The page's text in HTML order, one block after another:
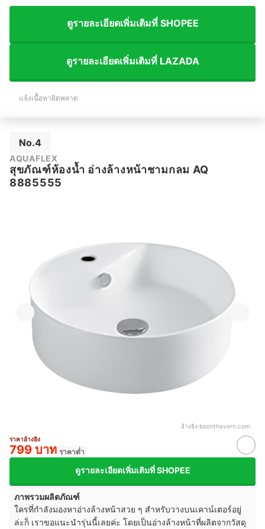
ดูรายละเอียดเพิ่มเติมที่ SHOPEE
ดูรายละเอียดเพิ่มเติมที่ LAZADA
แจ้งเนื้อหาผิดพลาด
No.4
AQUAFLEX
สุขภัณฑ์ห้องน้ำ อ่างล้างหน้าชามกลม AQ
8885555
อ้างอิง:boonthavorn.com
ราคาอ้างอิง
799 บาท ราคาต่ำ
ดูรายละเอียดเพิ่มเติมที่ SHOPEE
ภาพรวมผลิตภัณฑ์
ใครที่กำลังมองหาอ่างล้างหน้าสวย ๆ สำหรับวางบนเคาน์เตอร์อยู่
ล่ะก็ เราขอแนะนำรุ่นนี้เลยค่ะ โดยเป็นอ่างล้างหน้าที่ผลิตจากวัสดุ